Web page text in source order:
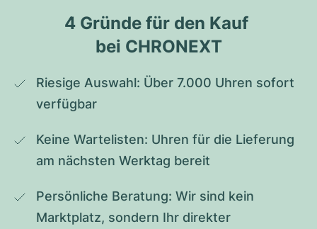
4 Gründe für den Kauf
bei CHRONEXT
Riesige Auswahl: Über 7.000 Uhren sofort
verfügbar
Keine Wartelisten: Uhren für die Lieferung
am nächsten Werktag bereit
Persönliche Beratung: Wir sind kein
Marktplatz, sondern Ihr direkter